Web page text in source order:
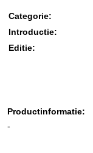
Categorie:
Introductie:
Editie:
Productinformatie:
-